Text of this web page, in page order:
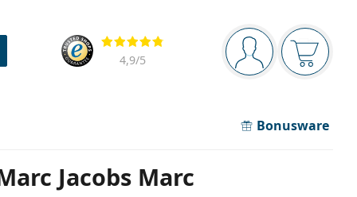
Navigationsleiste
Sie sind Der
Bewertung
4,9/5
Bonusware
Jacobs Marc